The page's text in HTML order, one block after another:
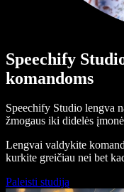
Speechify
komandoms
Speechify Studio lengva
žmogaus iki didelės
Lengvai valdykite
kurkite greičiau nei bet
Paleisti studiją